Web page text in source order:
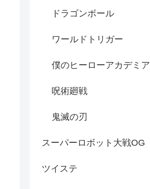
ドラゴンボール
ワールドトリガー
僕のヒーローアカデミア
呪術廻戦
鬼滅の刃
スーパーロボット大戦OG
ツイステ